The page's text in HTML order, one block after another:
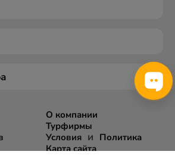
О компании
Турфирмы
Условияи Политика
Карта сайта